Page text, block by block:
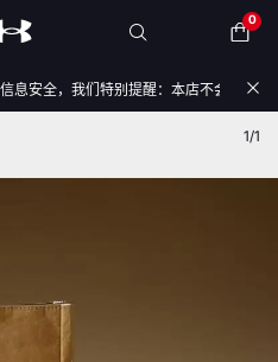
0
息安全，我们特别提醒：本店不会开展
1/1